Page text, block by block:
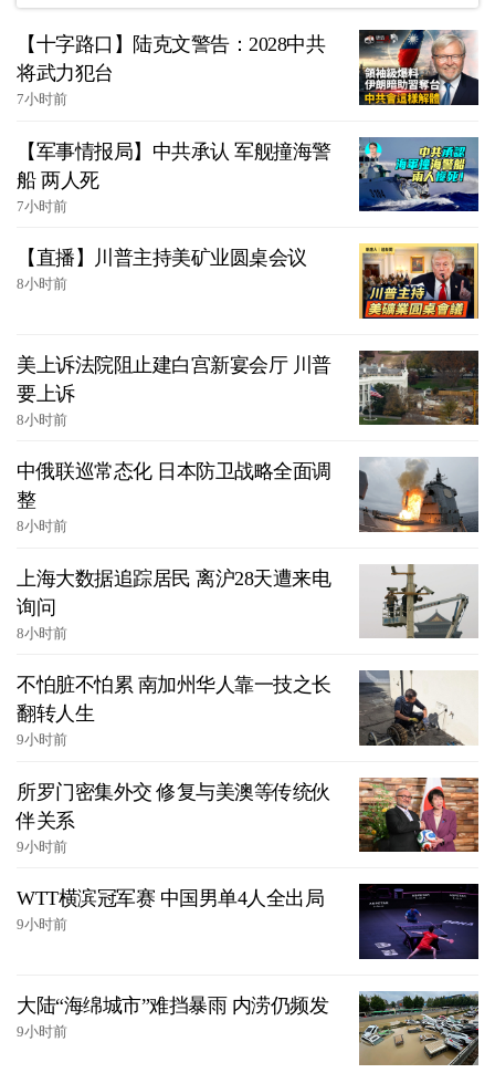
【十字路口】陆克文警告：2028中共
将武力犯台
7小时前
【军事情报局】中共承认 军舰撞海警
船 两人死
7小时前
【直播】川普主持美矿业圆桌会议
8小时前
美上诉法院阻止建白宫新宴会厅 川普
要上诉
8小时前
中俄联巡常态化 日本防卫战略全面调
整
8小时前
上海大数据追踪居民 离沪28天遭来电
询问
8小时前
不怕脏不怕累 南加州华人靠一技之长
翻转人生
9小时前
所罗门密集外交 修复与美澳等传统伙
伴关系
9小时前
WTT横滨冠军赛 中国男单4人全出局
9小时前
大陆“海绵城市”难挡暴雨 内涝仍频发
9小时前